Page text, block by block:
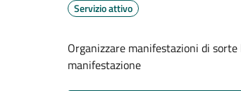
Servizio attivo
Organizzare manifestazioni di
manifestazione